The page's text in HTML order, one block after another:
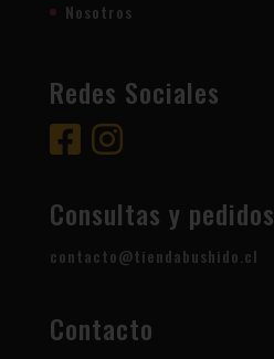
Nosotros
Redes Sociales
Consultas y pedidos
contacto@tiendabushido.cl
Contacto